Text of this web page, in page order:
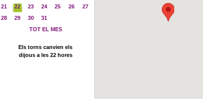
21
22 23 24 25 26
27
28
29 30
31
TOT EL MES
Els torns canvien els
dijous a les 22 hores